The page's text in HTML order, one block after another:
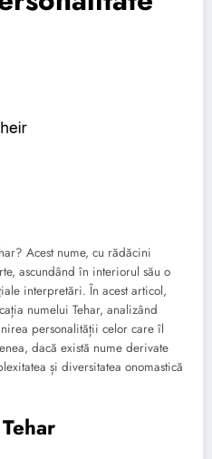
Acest nume, cu rădăcini
ascundând în interiorul său o
interpretări. În acest articol,
numelui Tehar, analizând
personalității celor care îl
dacă există nume derivate
și diversitatea onomastică